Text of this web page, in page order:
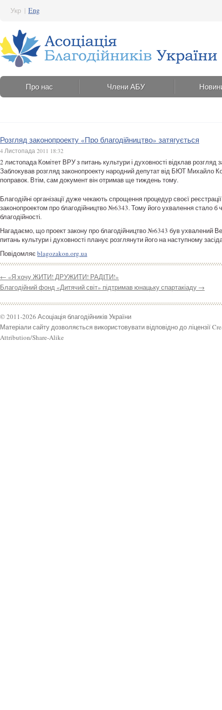
Укр | Eng
Про нас Члени АБУ
Розгляд законопроекту «Про благодійництво» затягується
4 Листопада 2011 18:32
2 листопада Комітет ВРУ з питань культури і духовності відклав розгляд
Заблокував розгляд законопроекту народний депутат від БЮТ Михайло
поправок. Втім, сам документ він отримав ще тиждень тому.
Благодійні організації дуже чекають спрощення процедур своєї
законопроектом про благодійництво №6343. Тому його ухвалення стало
благодійності.
Нагадаємо, що проект закону про благодійництво №6343 був ухвалений
питань культури і духовності планує розглянути його на наступному
Повідомляє blagozakon.org.ua
← «Я хочу ЖИТИ! ДРУЖИТИ! РАДIТИ!»
Благодійний фонд «Дитячий світ» підтримав юнацьку спартакіаду →
© 2011-2026 Асоціація благодійників України
Матеріали сайту дозволяється використовувати відповідно до ліцензії
Attribution/Share-Alike